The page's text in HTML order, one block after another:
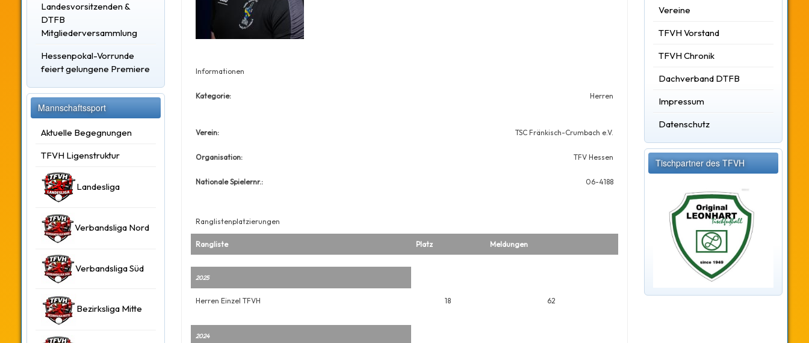
Landesvorsitzenden &
DTFB
Mitgliederversammlung
Hessenpokal-Vorrunde
feiert gelungene Premiere
Mannschaftssport
Aktuelle Begegnungen
TFVH Ligenstruktur
Landesliga
Verbandsliga Nord
Verbandsliga Süd
Bezirksliga Mitte
Informationen
Kategorie: Herren
Verein: TSC Fränkisch-Crumbach e.V.
Organisation: TFV Hessen
Nationale Spielernr.: 06-4188
Ranglistenplatzierungen
Rangliste Platz Meldungen
2025
Herren Einzel TFVH 18 62
2024
Vereine
TFVH Vorstand
TFVH Chronik
Dachverband DTFB
Impressum
Datenschutz
Tischpartner des TFVH